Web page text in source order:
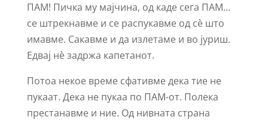
ПАМ! Пичка му мајчина, од каде сега ПАМ…
се штрекнавме и се распукавме од сѐ што
имавме. Сакавме и да излетаме и во јуриш.
Едвај нѐ задржа капетанот.
Потоа некое време сфативме дека тие не
пукаат. Дека не пукаа по ПАМ-от. Полека
престанавме и ние. Од нивната страна